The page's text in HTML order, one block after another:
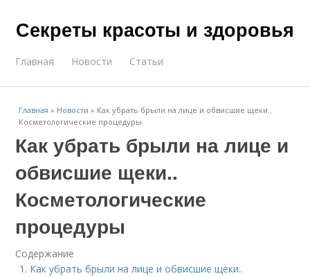
Секреты красоты и здоровья
Главная Новости Статьи
Главная » Новости » Как убрать брыли на лице и обвисшие щеки..
Косметологические процедуры
Как убрать брыли на лице и
обвисшие щеки..
Косметологические
процедуры
Содержание
Как убрать брыли на лице и обвисшие щеки..